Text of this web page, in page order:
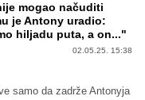
mogao načuditi
je Antony uradio:
hiljadu puta, a on..."
02.05.25. 15:38
samo da zadrže Antonyja